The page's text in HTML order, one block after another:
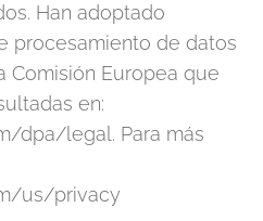
Han adoptado
procesamiento de datos
Comisión Europea que
en:
dpa/legal. Para más
us/privacy